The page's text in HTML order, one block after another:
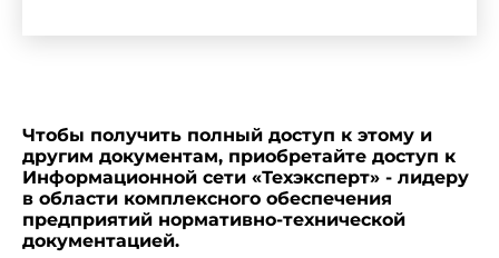
Чтобы получить полный доступ к этому и
другим документам, приобретайте доступ к
Информационной сети «Техэксперт» - лидеру
в области комплексного обеспечения
предприятий нормативно-технической
документацией.